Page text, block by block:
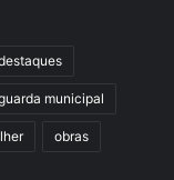
municipal
obras